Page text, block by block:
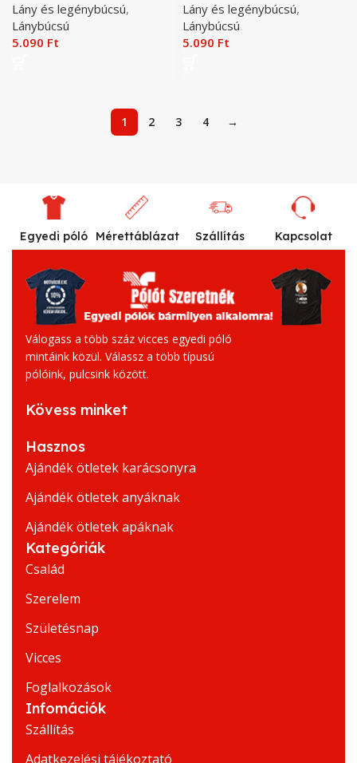
Lány és legénybúcsú,
Lánybúcsú
5.090 Ft
Lány és legénybúcsú,
Lánybúcsú
5.090 Ft
1 2 3 4 →
Egyedi póló Mérettáblázat Szállítás Kapcsolat
Válogass a több száz vicces egyedi póló
mintáink közül. Válassz a több típusú
pólóink, pulcsink között.
Kövess minket
Hasznos
Ajándék ötletek karácsonyra
Ajándék ötletek anyáknak
Ajándék ötletek apáknak
Kategóriák
Család
Szerelem
Születésnap
Vicces
Foglalkozások
Infomációk
Szállítás
Adatkezelési tájékoztató